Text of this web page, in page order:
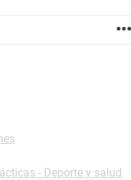
- Deporte y salud